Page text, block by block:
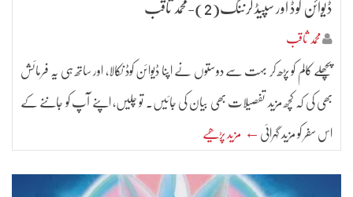
ڈیوائن کوڈ اور سپیڈ لرننگ(2)-محمد ثاقب
محمد ثاقب
پچھلے کالم کو پڑھ کر بہت سے دوستوں نے اپنا ڈیوائن کوڈ نکالا، اور ساتھ ہی یہ فرمائش
بھی کی کہ کچھ مزید تفصیلات بھی بیان کی جائیں۔ تو چلیں، اپنے آپ کو جاننے کے
اس سفر کو مزید گہرائی ← مزید پڑھیے